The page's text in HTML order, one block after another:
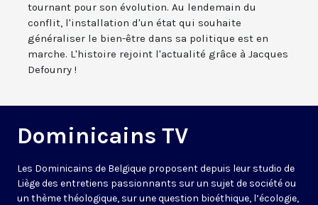
tournant pour son évolution. Au lendemain du
conflit, l'installation d'un état qui souhaite
généraliser le bien-être dans sa politique est en
marche. L'histoire rejoint l'actualité grâce à Jacques
Defounry !
Dominicains TV
Les Dominicains de Belgique proposent depuis leur studio de
Liège des entretiens passionnants sur un sujet de société ou
un thème théologique, sur une question bioéthique, l’écologie,